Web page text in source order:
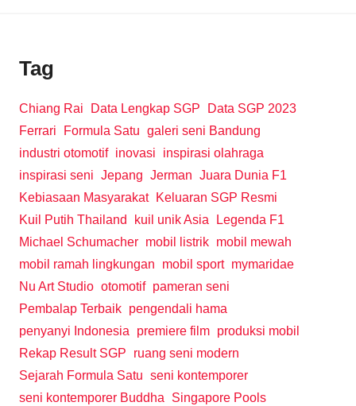
Tag
Chiang Rai Data Lengkap SGP
Data SGP 2023
Ferrari
Formula Satu galeri seni Bandung
industri otomotif inovasi
inspirasi olahraga
inspirasi seni Jepang Jerman Juara Dunia F1
Kebiasaan Masyarakat
Keluaran SGP Resmi
Kuil Putih Thailand
kuil unik Asia
Legenda F1
Michael Schumacher mobil listrik mobil mewah
mobil ramah lingkungan
mobil sport mymaridae
Nu Art Studio otomotif pameran seni
Pembalap Terbaik pengendali hama
penyanyi Indonesia
premiere film produksi mobil
Rekap Result SGP
ruang seni modern
Sejarah Formula Satu seni kontemporer
seni kontemporer Buddha
Singapore Pools